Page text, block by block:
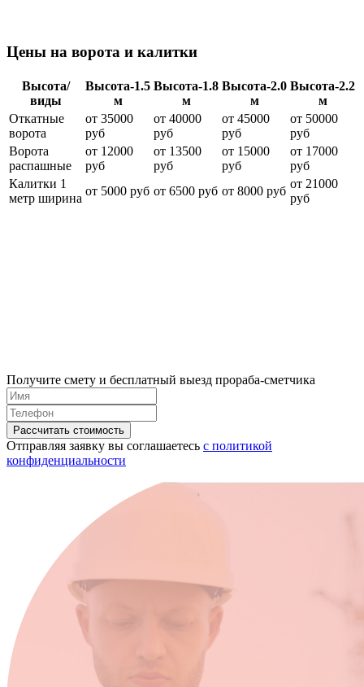
Цены на ворота и калитки
Высота/
виды
Высота-1.5
м
Высота-1.8
м
Высота-2.0
м
Высота-2.2
м
Откатные
ворота
от 35000
руб
от 40000
руб
от 45000
руб
от 50000
руб
Ворота
распашные
от 12000
руб
от 13500
руб
от 15000
руб
от 17000
руб
Калитки 1
метр ширина
от 5000 руб от 6500 руб от 8000 руб
от 21000
руб
Получите смету и бесплатный выезд прораба-сметчика
Отправляя заявку вы соглашаетесь с политикой
конфиденциальности